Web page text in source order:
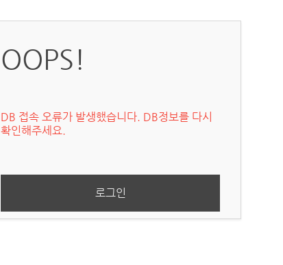
OOPS!
DB 접속 오류가 발생했습니다. DB정보를 다시
확인해주세요.
로그인